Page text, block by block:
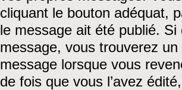
cliquant le bouton adéquat,
le message ait été publié. Si
message, vous trouverez
message lorsque vous
de fois que vous l’avez